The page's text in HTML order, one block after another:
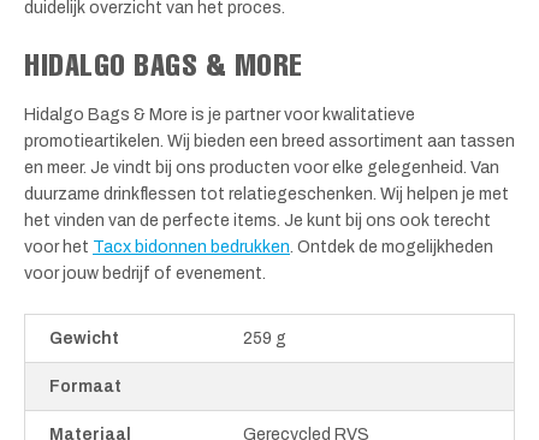
duidelijk overzicht van het proces.
HIDALGO BAGS & MORE
Hidalgo Bags & More is je partner voor kwalitatieve
promotieartikelen. Wij bieden een breed assortiment aan tassen
en meer. Je vindt bij ons producten voor elke gelegenheid. Van
duurzame drinkflessen tot relatiegeschenken. Wij helpen je met
het vinden van de perfecte items. Je kunt bij ons ook terecht
voor het Tacx bidonnen bedrukken . Ontdek de mogelijkheden
voor jouw bedrijf of evenement.
Gewicht 259 g
Formaat
Materiaal Gerecycled RVS